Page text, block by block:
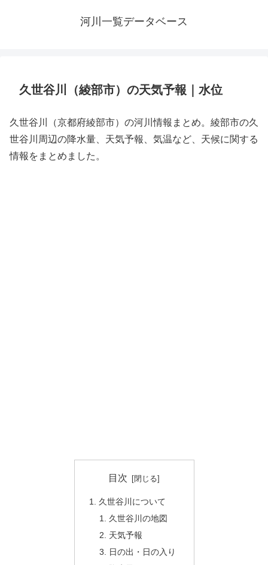
河川一覧データベース
久世谷川（綾部市）の天気予報｜水位
久世谷川（京都府綾部市）の河川情報まとめ。綾部市の久
世谷川周辺の降水量、天気予報、気温など、天候に関する
情報をまとめました。
目次
久世谷川について
久世谷川の地図
天気予報
日の出・日の入り